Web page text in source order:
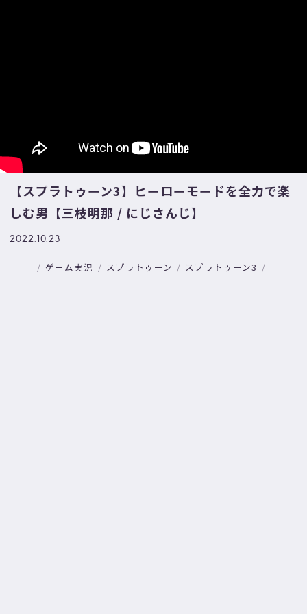
【スプラトゥーン3】ヒーローモードを全力で楽
しむ男【三枝明那 / にじさんじ】
2022.10.23
ゲーム実況 スプラトゥーン スプラトゥーン3